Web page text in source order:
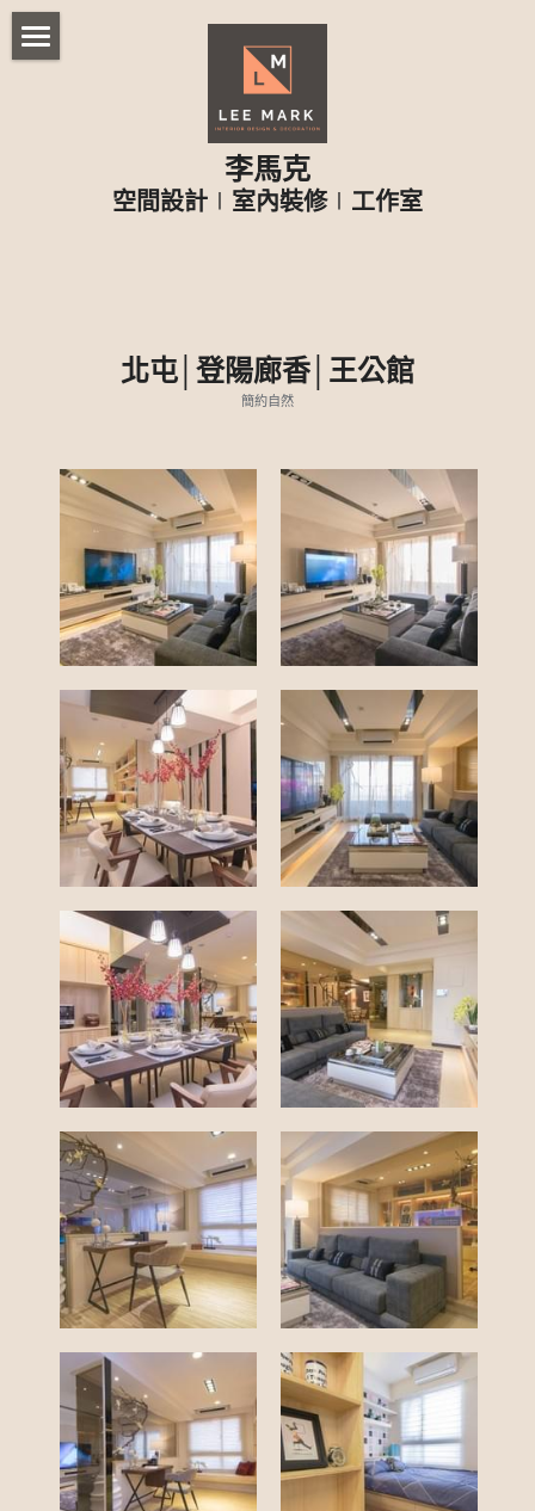
李馬克
空間設計∣ 室內裝修∣ 工作室
關於我們
SERVICE
收費標準
北屯區│國聚知青
北屯區│熱河泉
竹東鎮│春福東綻
西屯區│中港白宮
作品集_2023
北屯區│萌未來
南屯區│傑出名門
西屯區│櫻城五街
清水區│遠雄之星
南屯區│創世紀
星境界│A9
西屯區│音樂花園
星境界│A8
九龍街│凱悅
星境界│A10
御賦苑│A6
新北市│上上禮
作品集_依風格區分
北歐清新
日式簡約
時尚現代
簡約自然
現代簡約
奢華大器
小孩房
商業空間
透天設計
CONTACT
連絡我們
SPECIFICATION
系統櫃板材
室裝許可說明
搜索
北屯│登陽廊香│王公館
簡約自然